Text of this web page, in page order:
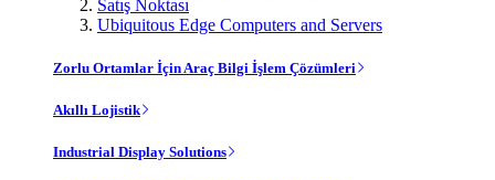
Satış Noktası
Ubiquitous Edge Computers and Servers
Zorlu Ortamlar İçin Araç Bilgi İşlem Çözümleri
Akıllı Lojistik
Industrial Display Solutions